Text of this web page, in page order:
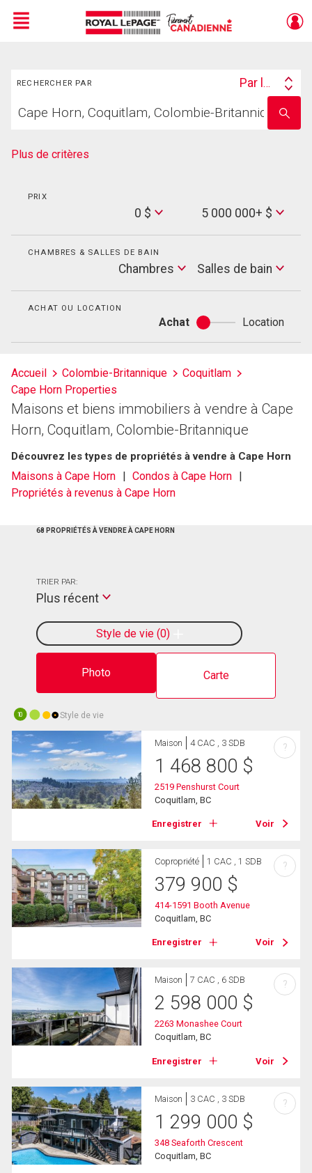
Menu
RECHERCHER PAR
Search
Par lieu
votre
nom
Plus de critères
PRIX
0 $
Max
Price
5 000 000+ $
CHAMBRES & SALLES DE BAIN
Chambres
Salles
de
Salles de bain
ACHAT OU LOCATION
Achat
Achat
ou
Location
Accueil Colombie-Britannique
Coquitlam
Cape Horn Properties
Maisons et biens immobiliers à vendre à Cape
Horn, Coquitlam, Colombie-Britannique
Découvrez les types de propriétés à vendre à Cape Horn
Maisons à Cape Horn
Condos à Cape Horn
Propriétés à revenus à Cape Horn
68 PROPRIÉTÉS À VENDRE À CAPE HORN
Photo Carte
Style de vie 0
TRIER PAR:
Plus récent
10 Style de vie
Maison 4 CAC , 3 SDB
1 468 800 $
2519 Penshurst Court
Coquitlam, BC
Enregistrer Voir
?
Copropriété 1 CAC , 1 SDB
379 900 $
414-1591 Booth Avenue
Coquitlam, BC
Enregistrer Voir
?
Maison 7 CAC , 6 SDB
2 598 000 $
2263 Monashee Court
Coquitlam, BC
Enregistrer Voir
?
Maison 3 CAC , 3 SDB
1 299 000 $
348 Seaforth Crescent
Coquitlam, BC
?